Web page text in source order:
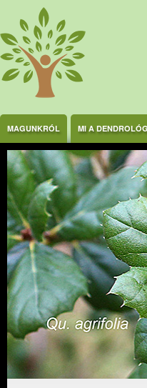
Ugrás a tartalomra
MAGUNKRÓL MI A